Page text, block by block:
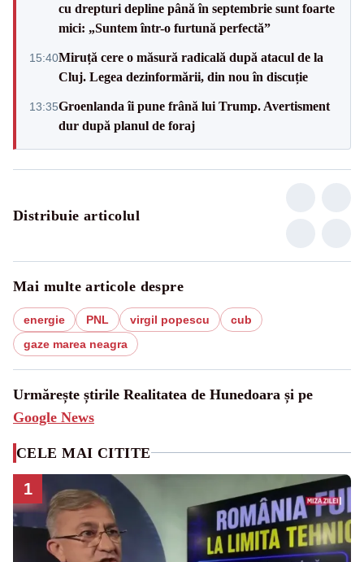
cu drepturi depline până în septembrie sunt foarte
mici: „Suntem într-o furtună perfectă”
15:40Miruță cere o măsură radicală după atacul de la
Cluj. Legea dezinformării, din nou în discuție
13:35Groenlanda îi pune frână lui Trump. Avertisment
dur după planul de foraj
Distribuie articolul
Mai multe articole despre
energie PNL virgil popescu
cub
gaze marea neagra
Urmărește știrile Realitatea de Hunedoara și pe
Google News
CELE MAI CITITE
1